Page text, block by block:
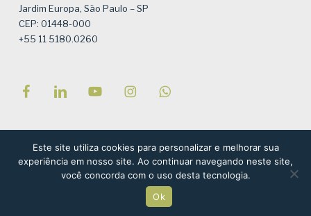
Jardim Europa, São Paulo – SP
CEP: 01448-000
+55 11 5180.0260
© Instituto Semeia – Todos os direitos reservados – Site por
NaçãoDesign , com referências ao projeto de Tati Valiengo e
Tiago Solha Design Gráfico
Este site utiliza cookies para personalizar e melhorar sua
experiência em nosso site. Ao continuar navegando neste site,
você concorda com o uso desta tecnologia.
Ok